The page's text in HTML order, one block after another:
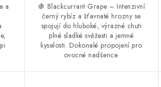
a
🍇 Blackcurrant Grape – Intenzivní
černý rybíz a šťavnaté hrozny se
spojují do hluboké, výrazné chuti
plné sladké svěžesti a jemné
kyselosti. Dokonalé propojení pro
ovocné nadšence.